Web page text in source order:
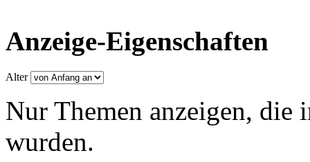
Anzeige-Eigenschaften
Alter
Nur Themen anzeigen, die
wurden.